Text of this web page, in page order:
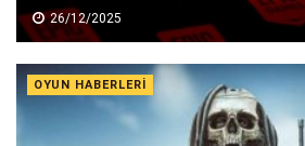
26/12/2025
OYUN HABERLERI